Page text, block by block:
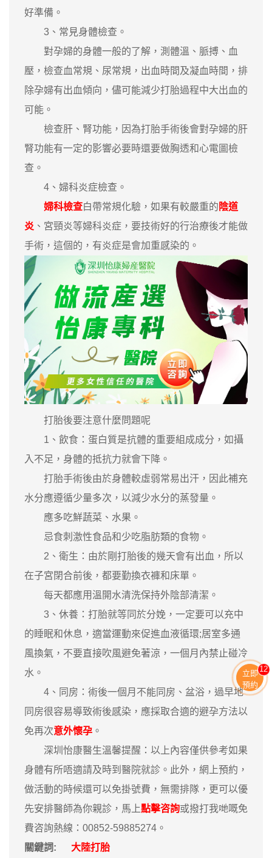
好準備。
3、常見身體檢查。
對孕婦的身體一般的了解，測體溫、脈搏、血
壓，檢查血常規、尿常規，出血時間及凝血時間，排
除孕婦有出血傾向，儘可能減少打胎過程中大出血的
可能。
檢查肝、腎功能，因為打胎手術後會對孕婦的肝
腎功能有一定的影響必要時還要做胸透和心電圖檢
查。
4、婦科炎症檢查。
婦科檢查白帶常規化驗，如果有較嚴重的 陰道
炎 、宮頸炎等婦科炎症，要技術好的行治療後才能做
手術，這個的，有炎症是會加重感染的。
打胎後要注意什麼問題呢
1、飲食：蛋白質是抗體的重要組成成分，如攝
入不足，身體的抵抗力就會下降。
打胎手術後由於身體較虛弱常易出汗，因此補充
水分應遵循少量多次，以減少水分的蒸發量。
應多吃鮮蔬菜、水果。
忌食刺激性食品和少吃脂肪類的食物。
2、衛生：由於剛打胎後的幾天會有出血，所以
在子宮閉合前後，都要勤換衣褲和床單。
每天都應用溫開水清洗保持外陰部清潔。
3、休養：打胎就等同於分娩，一定要可以充中
的睡眠和休息，適當運動來促進血液循環;居室多通
風換氣，不要直接吹風避免著涼，一個月內禁止碰冷
水。
4、同房：術後一個月不能同房、盆浴，過早地
同房很容易導致術後感染，應採取合適的避孕方法以
免再次意外懷孕 。
深圳怡康醫生溫馨提醒：以上內容僅供參考如果
身體有所唔適請及時到醫院就診。此外，網上預約，
做活動的時候還可以免掛號費，無需排隊，更可以優
先安排醫師為你親診，馬上點擊咨詢或撥打我哋嘅免
費咨詢熱線：00852-59885274。
關鍵詞:
大陸打胎
立即
預約
11